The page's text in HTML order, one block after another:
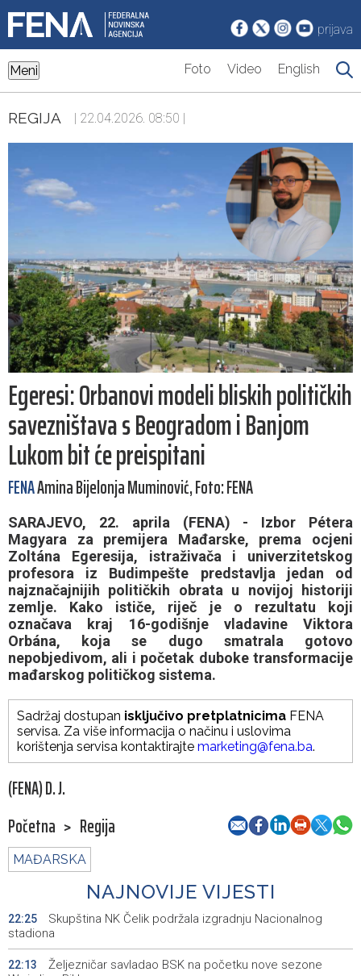
prijava
Meni Foto Video English
REGIJA | 22.04.2026. 08:50 |
Egeresi: Orbanovi modeli bliskih političkih
savezništava s Beogradom i Banjom
Lukom bit će preispitani
FENAAmina Bijelonja Muminović, Foto: FENA
SARAJEVO, 22. aprila (FENA) - Izbor Pétera
Magyara za premijera Mađarske, prema ocjeni
Zoltána Egeresija, istraživača i univerzitetskog
profesora iz Budimpešte predstavlja jedan od
najznačajnijih političkih obrata u novijoj historiji
zemlje. Kako ističe, riječ je o rezultatu koji
označava kraj 16-godišnje vladavine Viktora
Orbána, koja se dugo smatrala gotovo
nepobjedivom, ali i početak duboke transformacije
mađarskog političkog sistema.
Sadržaj dostupan isključivo pretplatnicima FENA
servisa. Za više informacija o načinu i uslovima
korištenja servisa kontaktirajte marketing@fena.ba.
(FENA) D. J.
Početna > Regija
MAĐARSKA
NAJNOVIJE VIJESTI
22:25
Skupština NK Čelik podržala izgradnju Nacionalnog
stadiona
22:13
Željezničar savladao BSK na početku nove sezone